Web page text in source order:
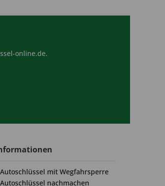
online.de.
Autoschlüssel mit Wegfahrsperre
Autoschlüssel nachmachen